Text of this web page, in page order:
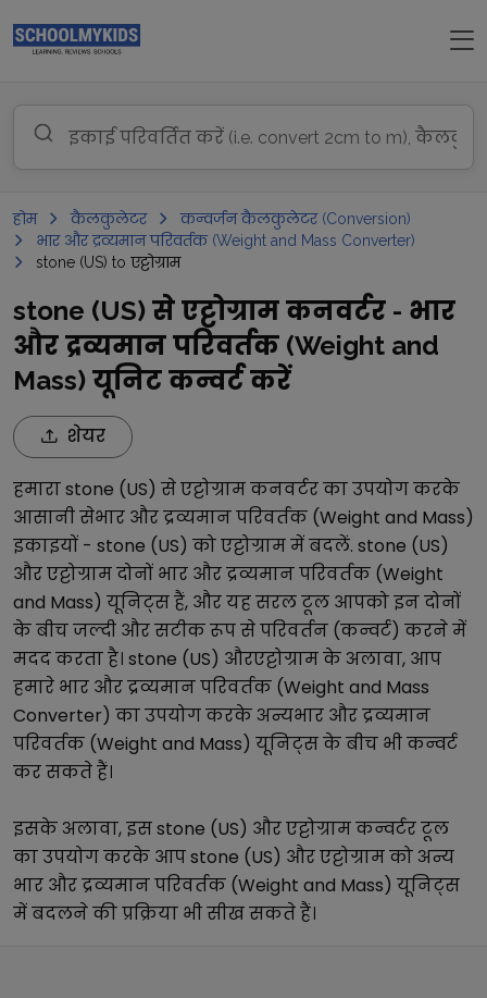
होम कैलकुलेटर
कन्वर्जन कैलकुलेटर (Conversion)
भार और द्रव्यमान परिवर्तक (Weight and Mass Converter)
stone (US) to एट्टोग्राम
stone (US) से एट्टोग्राम कनवर्टर - भार
और द्रव्यमान परिवर्तक (Weight and
Mass) यूनिट कन्वर्ट करें
शेयर
हमाराstone (US) सेएट्टोग्रामकनवर्टर का उपयोग करके
आसानी सेभार और द्रव्यमान परिवर्तक (Weight and Mass)
इकाइयों - stone (US) कोएट्टोग्राममें बदलें. stone (US)
औरएट्टोग्रामदोनों भार और द्रव्यमान परिवर्तक (Weight
and Mass) यूनिट्स हैं, और यह सरल टूल आपको इन दोनों
के बीच जल्दी और सटीक रूप से परिवर्तन (कन्वर्ट) करने में
मदद करता है। stone (US) औरएट्टोग्रामके अलावा, आप
हमारे भार और द्रव्यमान परिवर्तक (Weight and Mass
Converter) का उपयोग करके अन्यभार और द्रव्यमान
परिवर्तक (Weight and Mass) यूनिट्स के बीच भी कन्वर्ट
कर सकते हैं।
इसके अलावा, इसstone (US) औरएट्टोग्रामकन्वर्टर टूल
का उपयोग करके आपstone (US) औरएट्टोग्रामको अन्य
भार और द्रव्यमान परिवर्तक (Weight and Mass) यूनिट्स
में बदलने की प्रक्रिया भी सीख सकते हैं।